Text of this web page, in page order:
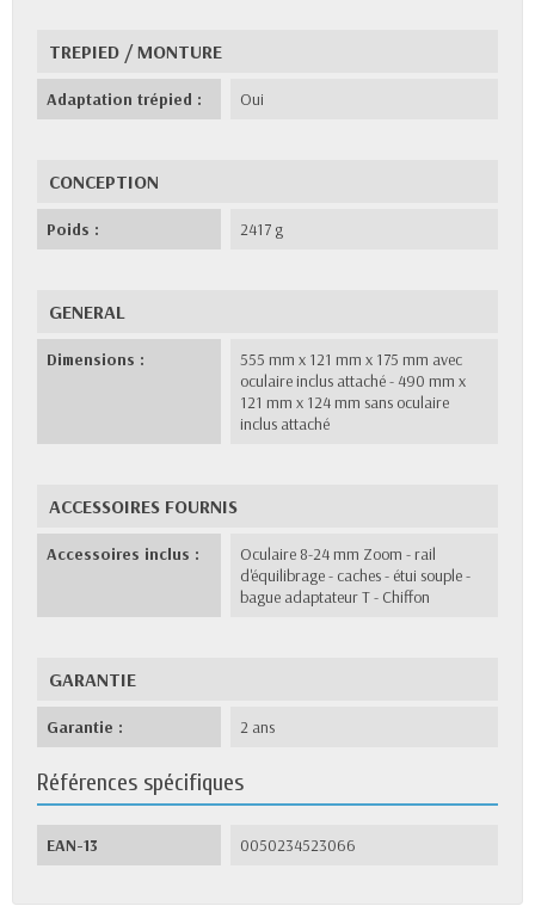
TREPIED / MONTURE
Adaptation trépied : Oui
CONCEPTION
Poids : 2417 g
GENERAL
Dimensions :
555 mm x 121 mm x 175 mm avec
oculaire inclus attaché - 490 mm x
121 mm x 124 mm sans oculaire
inclus attaché
ACCESSOIRES FOURNIS
Accessoires inclus :
Oculaire 8-24 mm Zoom - rail
d'équilibrage - caches - étui souple -
bague adaptateur T - Chiffon
GARANTIE
Garantie : 2 ans
Références spécifiques
EAN-13 0050234523066